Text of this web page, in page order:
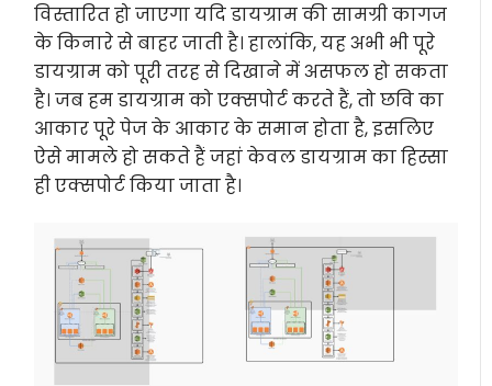
विस्तारित हो जाएगा यदि डायग्राम की सामग्री कागज
के किनारे से बाहर जाती है। हालांकि, यह अभी भी पूरे
डायग्राम को पूरी तरह से दिखाने में असफल हो सकता
है। जब हम डायग्राम को एक्सपोर्ट करते हैं, तो छवि का
आकार पूरे पेज के आकार के समान होता है, इसलिए
ऐसे मामले हो सकते हैं जहां केवल डायग्राम का हिस्सा
ही एक्सपोर्ट किया जाता है।